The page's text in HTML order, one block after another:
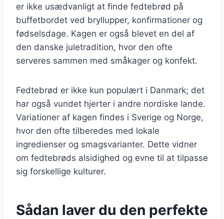
er ikke usædvanligt at finde fedtebrød på
buffetbordet ved bryllupper, konfirmationer og
fødselsdage. Kagen er også blevet en del af
den danske juletradition, hvor den ofte
serveres sammen med småkager og konfekt.
Fedtebrød er ikke kun populært i Danmark; det
har også vundet hjerter i andre nordiske lande.
Variationer af kagen findes i Sverige og Norge,
hvor den ofte tilberedes med lokale
ingredienser og smagsvarianter. Dette vidner
om fedtebrøds alsidighed og evne til at tilpasse
sig forskellige kulturer.
Sådan laver du den perfekte